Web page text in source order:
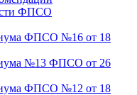
ФПСО
ФПСО №16 от 18
№13 ФПСО от 26
ФПСО №12 от 18